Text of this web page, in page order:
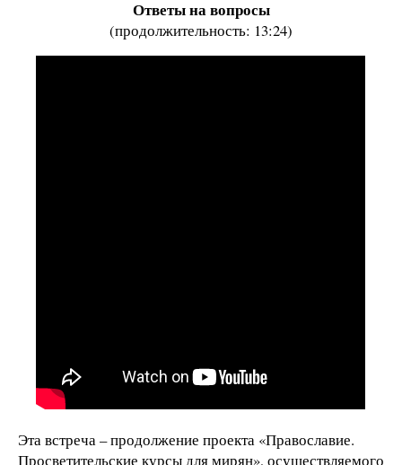
Ответы на вопросы
(продолжительность: 13:24)
Эта встреча – продолжение проекта «Православие.
Просветительские курсы для мирян», осуществляемого